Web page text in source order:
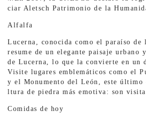
ciar Aletsch Patrimonio de la
Alfalfa
Lucerna, conocida como el paraíso de
resume de un elegante paisaje urbano
de Lucerna, lo que la convierte en un
Visite lugares emblemáticos como el
y el Monumento del León, este último
ltura de piedra más emotiva: son
Comidas de hoy